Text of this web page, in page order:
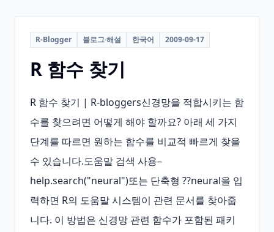
R-Blogger 블로그·해설 한국어 2009-09-17
R 함수 찾기
R 함수 찾기 | R-bloggers신경망을 적합시키는 함
수를 찾으려면 어떻게 해야 할까요? 아래 세 가지
단계를 따르면 원하는 함수를 비교적 빠르게 찾을
수 있습니다.도움말 검색 사용–
help.search("neural")또는 단축형 ??neural을 입
력하면 R의 도움말 시스템이 관련 문서를 찾아줍
니다. 이 방법은 신경망 관련 함수가 포함된 패키